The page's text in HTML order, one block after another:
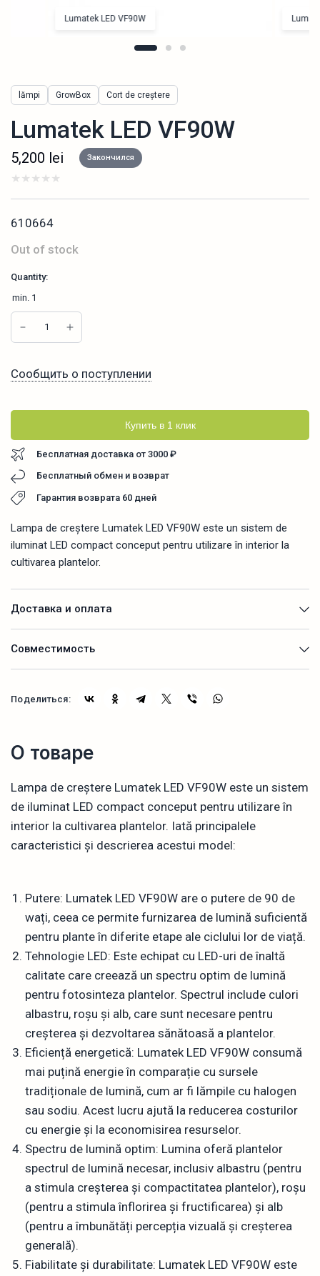
Lumatek LED VF90W
lămpi GrowBox Cort de creștere
Lumatek LED VF90W
5,200 lei Закончился
610664
Out of stock
Quantity:
min. 1
Сообщить о поступлении
Купить в 1 клик
Бесплатная доставка от 3000 ₽
Бесплатный обмен и возврат
Гарантия возврата 60 дней
Lampa de creștere Lumatek LED VF90W este un sistem de
iluminat LED compact conceput pentru utilizare în interior la
cultivarea plantelor.
Доставка и оплата
Совместимость
Поделиться:
О товаре
Lampa de creștere Lumatek LED VF90W este un sistem
de iluminat LED compact conceput pentru utilizare în
interior la cultivarea plantelor. Iată principalele
caracteristici și descrierea acestui model:
Putere: Lumatek LED VF90W are o putere de 90 de
wați, ceea ce permite furnizarea de lumină suficientă
pentru plante în diferite etape ale ciclului lor de viață.
Tehnologie LED: Este echipat cu LED-uri de înaltă
calitate care creează un spectru optim de lumină
pentru fotosinteza plantelor. Spectrul include culori
albastru, roșu și alb, care sunt necesare pentru
creșterea și dezvoltarea sănătoasă a plantelor.
Eficiență energetică: Lumatek LED VF90W consumă
mai puțină energie în comparație cu sursele
tradiționale de lumină, cum ar fi lămpile cu halogen
sau sodiu. Acest lucru ajută la reducerea costurilor
cu energie și la economisirea resurselor.
Spectru de lumină optim: Lumina oferă plantelor
spectrul de lumină necesar, inclusiv albastru (pentru
a stimula creșterea și compactitatea plantelor), roșu
(pentru a stimula înflorirea și fructificarea) și alb
(pentru a îmbunătăți percepția vizuală și creșterea
generală).
Fiabilitate și durabilitate: Lumatek LED VF90W este